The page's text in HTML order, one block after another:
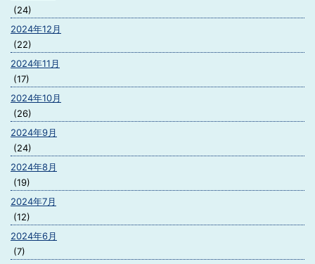
(24)
2024年12月
(22)
2024年11月
(17)
2024年10月
(26)
2024年9月
(24)
2024年8月
(19)
2024年7月
(12)
2024年6月
(7)